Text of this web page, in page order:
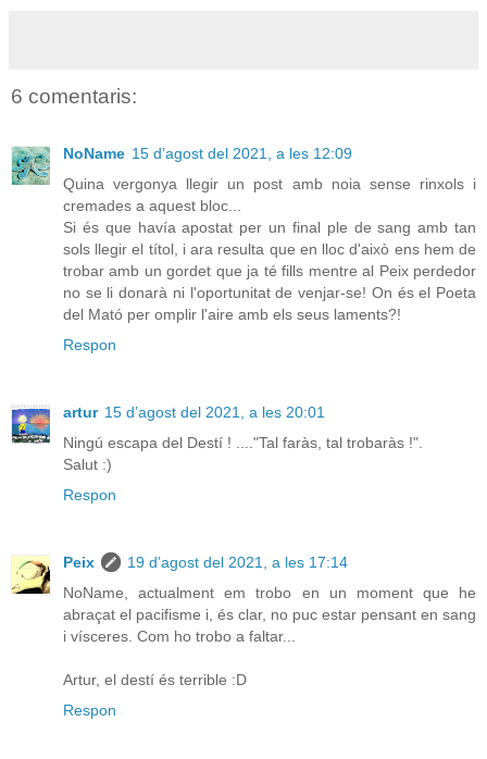
6 comentaris:
NoName 15 d’agost del 2021, a les 12:09
Quina vergonya llegir un post amb noia sense rinxols i
cremades a aquest bloc...
Si és que havía apostat per un final ple de sang amb tan
sols llegir el títol, i ara resulta que en lloc d'això ens hem de
trobar amb un gordet que ja té fills mentre al Peix perdedor
no se li donarà ni l'oportunitat de venjar-se! On és el Poeta
del Mató per omplir l'aire amb els seus laments?!
Respon
artur 15 d’agost del 2021, a les 20:01
Ningú escapa del Destí ! ...."Tal faràs, tal trobaràs !".
Salut :)
Respon
Peix
19 d’agost del 2021, a les 17:14
NoName, actualment em trobo en un moment que he
abraçat el pacifisme i, és clar, no puc estar pensant en sang
i vísceres. Com ho trobo a faltar...
Artur, el destí és terrible :D
Respon